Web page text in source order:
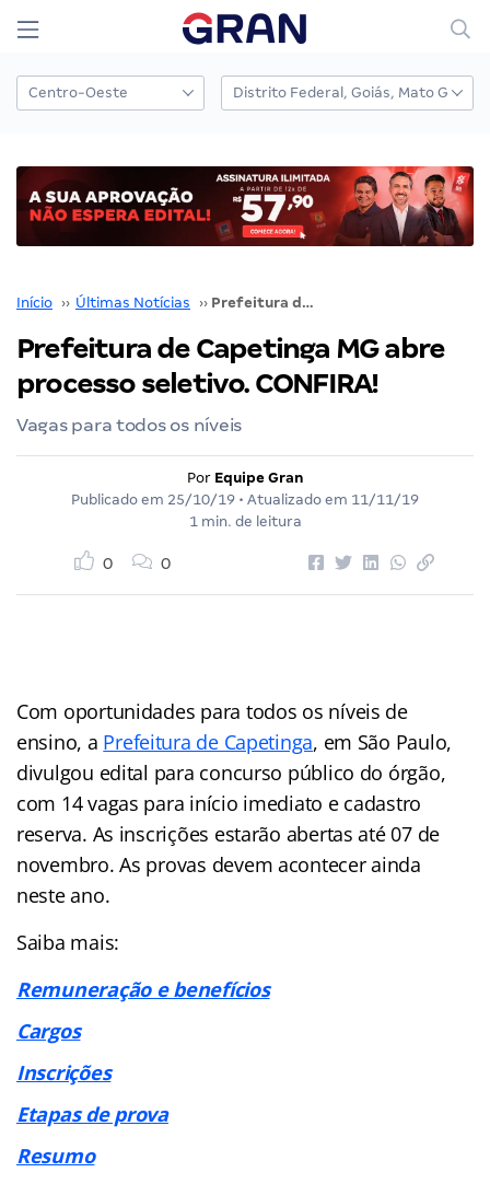
Início ›› Últimas Notícias ›› Prefeitura de Capetinga MG abre processo seletivo. CONFIRA!
Prefeitura de Capetinga MG abre
processo seletivo. CONFIRA!
Vagas para todos os níveis
Por Equipe Gran
Publicado em 25/10/19 • Atualizado em 11/11/19
1 min. de leitura
0 0
Com oportunidades para todos os níveis de
ensino, a Prefeitura de Capetinga, em São Paulo,
divulgou edital para concurso público do órgão,
com 14 vagas para início imediato e cadastro
reserva. As inscrições estarão abertas até 07 de
novembro. As provas devem acontecer ainda
neste ano.
Saiba mais:
Remuneração e benefícios
Cargos
Inscrições
Etapas de prova
Resumo